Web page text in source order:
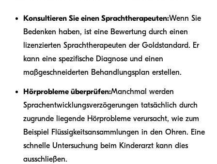
Konsultieren Sie einen Sprachtherapeuten:Wenn Sie
Bedenken haben, ist eine Bewertung durch einen
lizenzierten Sprachtherapeuten der Goldstandard. Er
kann eine spezifische Diagnose und einen
maßgeschneiderten Behandlungsplan erstellen.
Hörprobleme überprüfen:Manchmal werden
Sprachentwicklungsverzögerungen tatsächlich durch
zugrunde liegende Hörprobleme verursacht, wie zum
Beispiel Flüssigkeitsansammlungen in den Ohren. Eine
schnelle Untersuchung beim Kinderarzt kann dies
ausschließen.